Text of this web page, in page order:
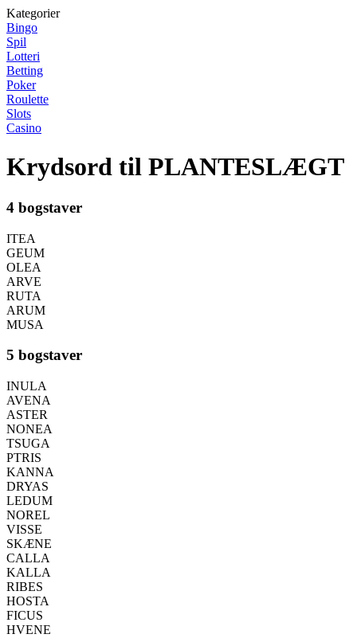
Kategorier
Bingo
Spil
Lotteri
Betting
Poker
Roulette
Slots
Casino
Krydsord til PLANTESLÆGT
4 bogstaver
ITEA
GEUM
OLEA
ARVE
RUTA
ARUM
MUSA
5 bogstaver
INULA
AVENA
ASTER
NONEA
TSUGA
PTRIS
KANNA
DRYAS
LEDUM
NOREL
VISSE
SKÆNE
CALLA
KALLA
RIBES
HOSTA
FICUS
HVENE